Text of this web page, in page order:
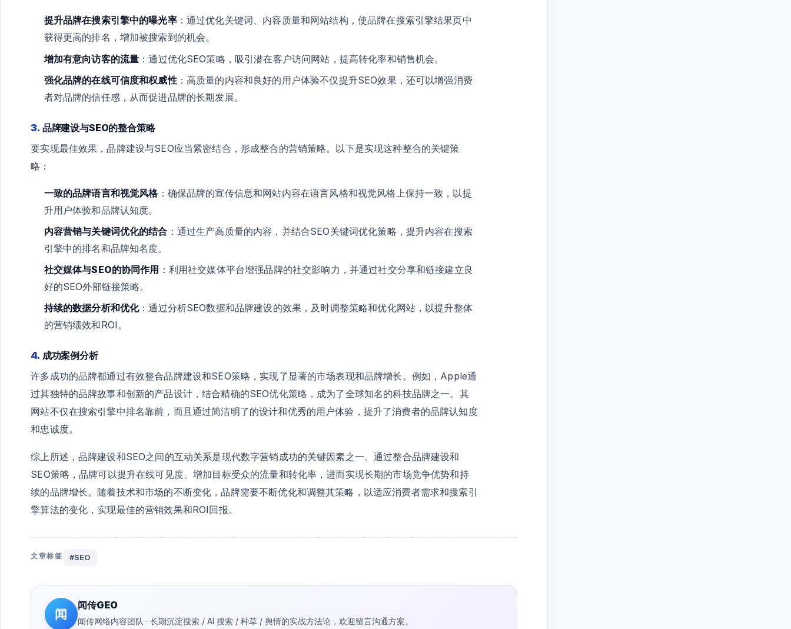
提升品牌在搜索引擎中的曝光率：通过优化关键词、内容质量和网站结构，使品牌在搜索引擎结果页中
获得更高的排名，增加被搜索到的机会。
增加有意向访客的流量 ：通过优化SEO策略，吸引潜在客户访问网站，提高转化率和销售机会。
强化品牌的在线可信度和权威性：高质量的内容和良好的用户体验不仅提升SEO效果，还可以增强消费
者对品牌的信任感，从而促进品牌的长期发展。
3. 品牌建设与SEO的整合策略
要实现最佳效果，品牌建设与SEO应当紧密结合，形成整合的营销策略。以下是实现这种整合的关键策
略：
一致的品牌语言和视觉风格：确保品牌的宣传信息和网站内容在语言风格和视觉风格上保持一致，以提
升用户体验和品牌认知度。
内容营销与关键词优化的结合 ：通过生产高质量的内容，并结合SEO关键词优化策略，提升内容在搜索
引擎中的排名和品牌知名度。
社交媒体与SEO的协同作用 ：利用社交媒体平台增强品牌的社交影响力，并通过社交分享和链接建立良
好的SEO外部链接策略。
持续的数据分析和优化：通过分析SEO数据和品牌建设的效果，及时调整策略和优化网站，以提升整体
的营销绩效和ROI。
4. 成功案例分析
许多成功的品牌都通过有效整合品牌建设和SEO策略，实现了显著的市场表现和品牌增长。例如，Apple通
过其独特的品牌故事和创新的产品设计，结合精确的SEO优化策略，成为了全球知名的科技品牌之一。其
网站不仅在搜索引擎中排名靠前，而且通过简洁明了的设计和优秀的用户体验，提升了消费者的品牌认知度
和忠诚度。
综上所述，品牌建设和SEO之间的互动关系是现代数字营销成功的关键因素之一。通过整合品牌建设和
SEO策略，品牌可以提升在线可见度、增加目标受众的流量和转化率，进而实现长期的市场竞争优势和持
续的品牌增长。随着技术和市场的不断变化，品牌需要不断优化和调整其策略，以适应消费者需求和搜索引
擎算法的变化，实现最佳的营销效果和ROI回报。
文章标签 #SEO
闻
闻传GEO
闻传网络内容团队 · 长期沉淀搜索 / AI 搜索 / 种草 / 舆情的实战方法论，欢迎留言沟通方案。